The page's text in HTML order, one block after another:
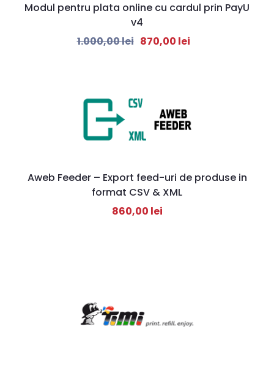
Modul pentru plata online cu cardul prin PayU
v4
1.000,00lei 870,00 lei
Aweb Feeder – Export feed-uri de produse in
format CSV & XML
860,00 lei